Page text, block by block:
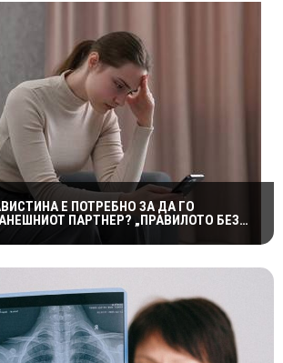
Е ПОТРЕБНО ЗА ДА ГО
ПАРТНЕР? „ПРАВИЛОТО БЕЗ
ФОРМУЛА